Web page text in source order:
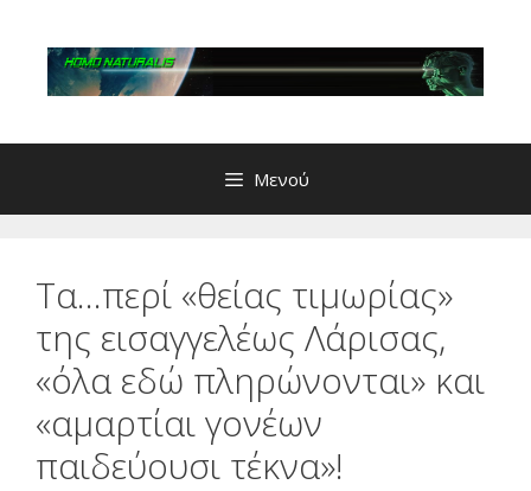
περιεχόμενο
Μενού
Τα…περί «θείας τιμωρίας»
της εισαγγελέως Λάρισας,
«όλα εδώ πληρώνονται» και
«αμαρτίαι γονέων
παιδεύουσι τέκνα»!